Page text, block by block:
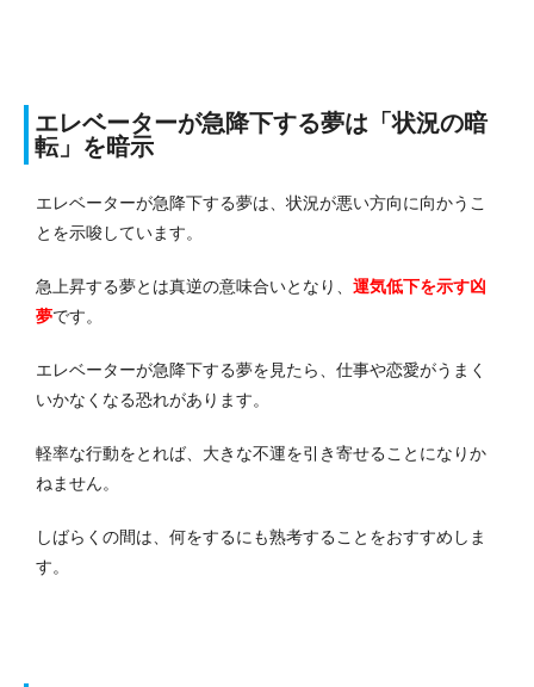
エレベーターが急降下する夢は「状況の暗
転」を暗示
エレベーターが急降下する夢は、状況が悪い方向に向かうこ
とを示唆しています。
急上昇する夢とは真逆の意味合いとなり、 運気低下を示す凶
夢です。
エレベーターが急降下する夢を見たら、仕事や恋愛がうまく
いかなくなる恐れがあります。
軽率な行動をとれば、大きな不運を引き寄せることになりか
ねません。
しばらくの間は、何をするにも熟考することをおすすめしま
す。